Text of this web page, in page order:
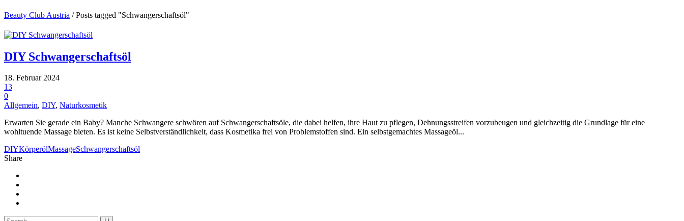
Beauty Club Austria /Posts tagged "Schwangerschaftsöl"
DIY Schwangerschaftsöl
18. Februar 2024
13
0
Allgemein, DIY, Naturkosmetik
Erwarten Sie gerade ein Baby? Manche Schwangere schwören auf Schwangerschaftsöle, die dabei helfen, ihre Haut zu pflegen, Dehnungsstreifen vorzubeugen und gleichzeitig die Grundlage für eine
wohltuende Massage bieten. Es ist keine Selbstverständlichkeit, dass Kosmetika frei von Problemstoffen sind. Ein selbstgemachtes Massageöl...
DIYKörperölMassageSchwangerschaftsöl
Share